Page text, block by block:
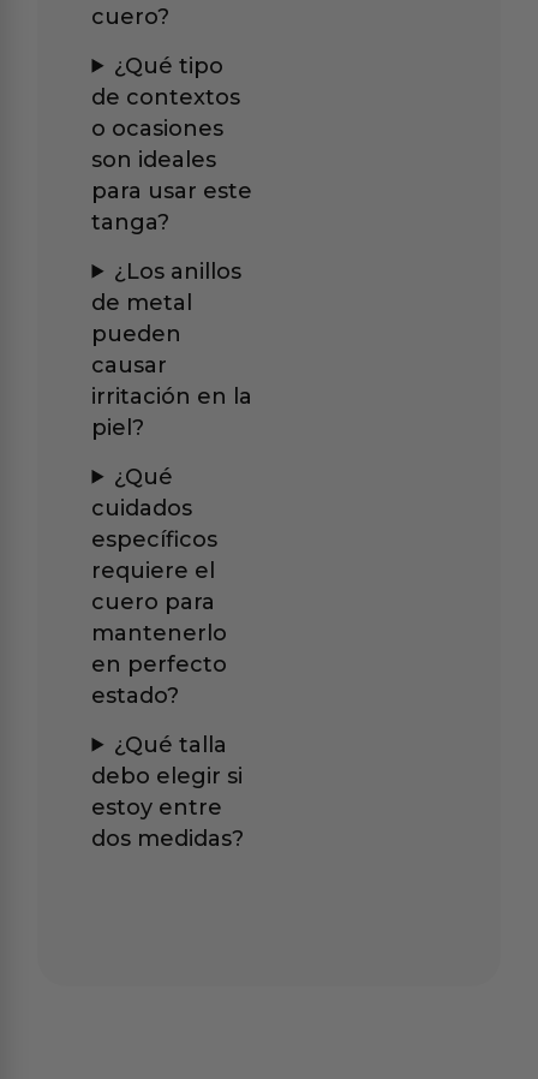
cuero?
¿Qué tipo
de contextos
o ocasiones
son ideales
para usar este
tanga?
¿Los anillos
de metal
pueden
causar
irritación en la
piel?
¿Qué
cuidados
específicos
requiere el
cuero para
mantenerlo
en perfecto
estado?
¿Qué talla
debo elegir si
estoy entre
dos medidas?